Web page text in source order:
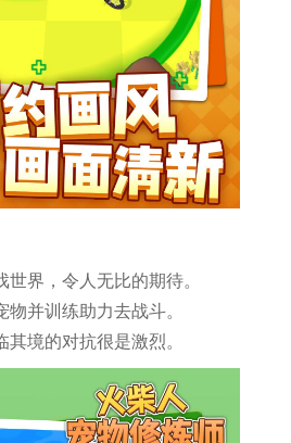
界，令人无比的期待。
并训练助力去战斗。
境的对抗很是激烈。